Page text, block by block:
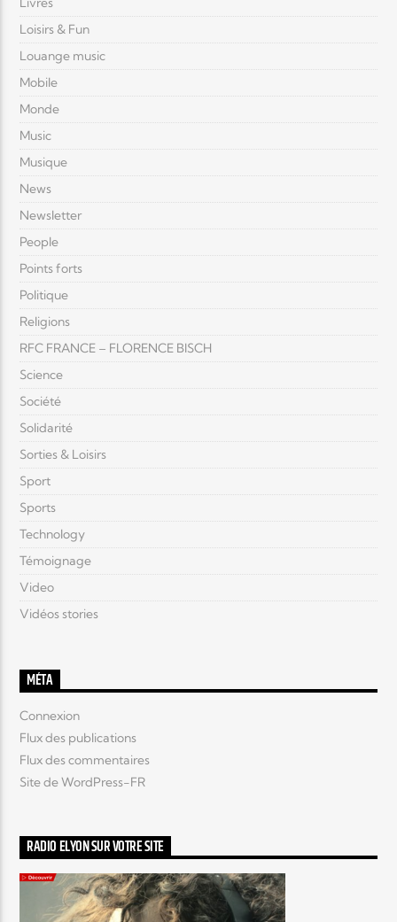
Loisirs & Fun
Louange music
Mobile
Monde
Music
Musique
News
Newsletter
People
Points forts
Politique
Religions
RFC FRANCE – FLORENCE BISCH
Science
Société
Solidarité
Sorties & Loisirs
Sport
Sports
Technology
Témoignage
Video
Vidéos stories
MÉTA
Connexion
Flux des publications
Flux des commentaires
Site de WordPress-FR
RADIO ELYON SUR VOTRE SITE